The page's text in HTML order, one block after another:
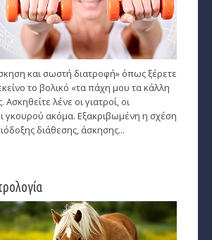
και σωστή διατροφή» όπως ξέρετε
το βολικό «τα πάχη μου τα κάλλη
Ασκηθείτε λένε οι γιατροί, οι
γκουρού ακόμα. Εξακριβωμένη η σχέση
διάθεσης, άσκησης...